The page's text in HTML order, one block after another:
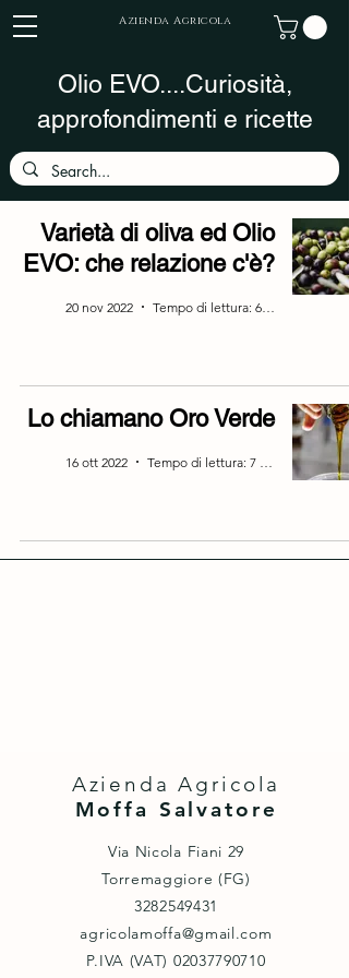
Azienda Agricola
Olio EVO....Curiosità,
approfondimenti e ricette
Varietà di oliva ed Olio
EVO: che relazione c'è?
20 nov 2022
Lo chiamano Oro Verde
16 ott 2022
Azienda Agricola
Moffa Salvatore
Via Nicola Fiani 29
Torremaggiore (FG)
3282549431
agricolamoffa@gmail.com
P.IVA (VAT) ‭02037790710‬